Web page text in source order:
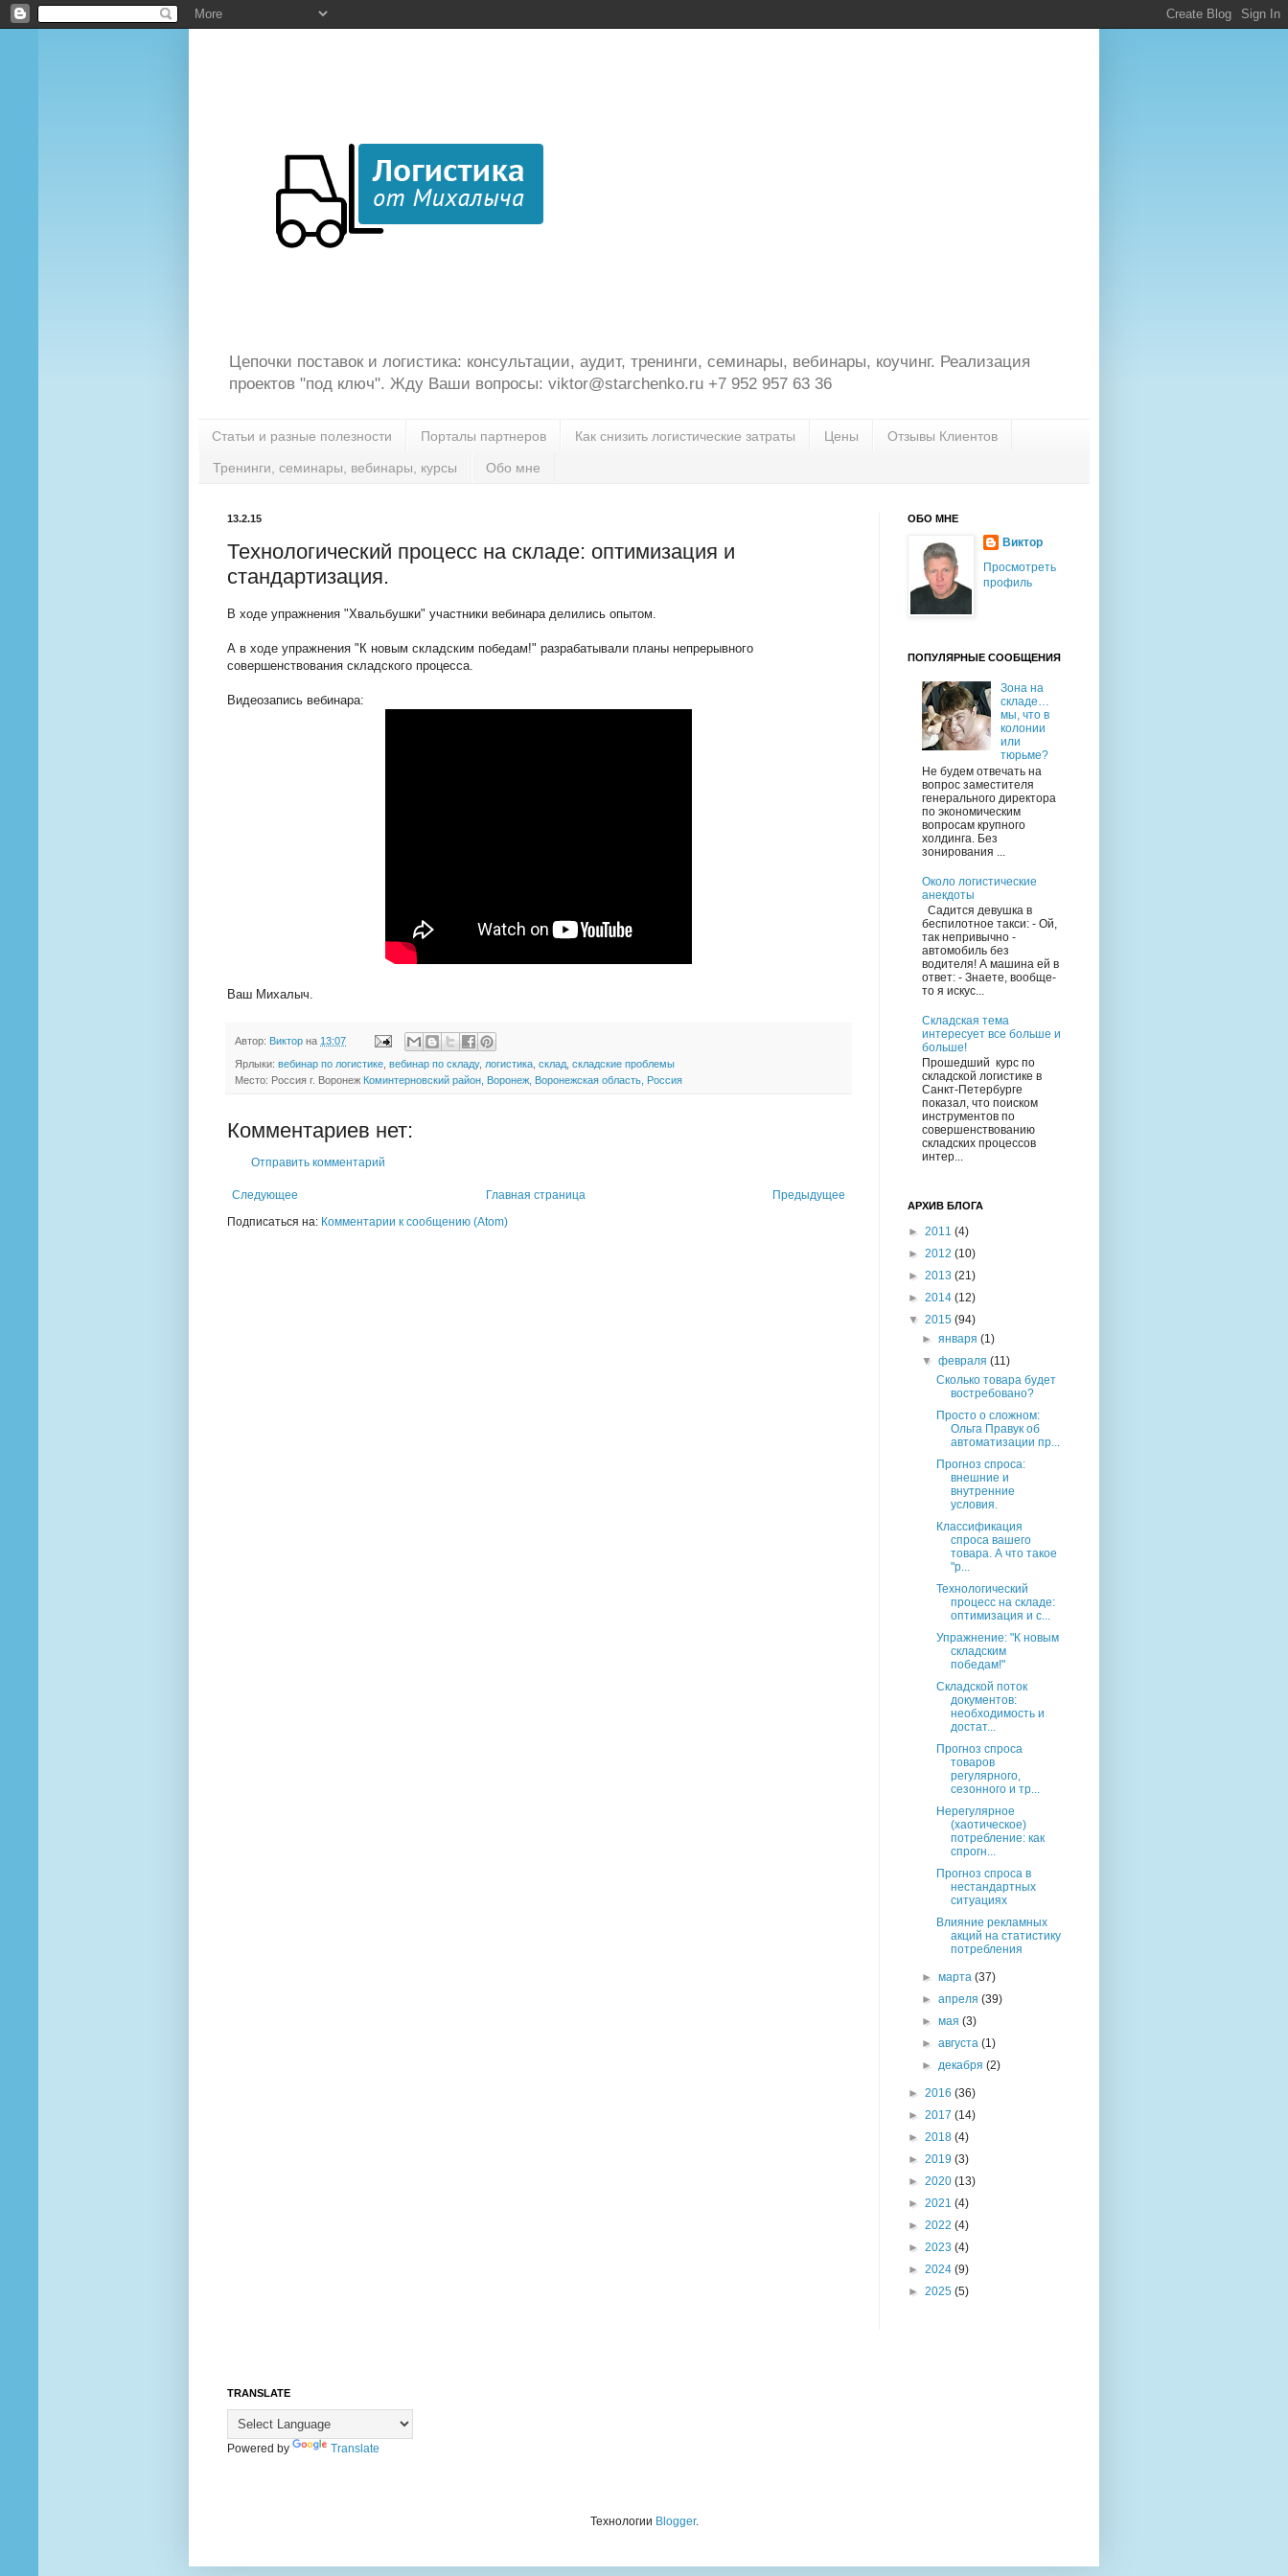
Цепочки поставок и логистика: консультации, аудит, тренинги, семинары, вебинары, коучинг. Реализация
проектов "под ключ". Жду Ваши вопросы: viktor@starchenko.ru +7 952 957 63 36
Статьи и разные полезности Порталы партнеров Как снизить логистические затраты Цены Отзывы Клиентов
Тренинги, семинары, вебинары, курсы Обо мне
13.2.15
Технологический процесс на складе: оптимизация и
стандартизация.
В ходе упражнения "Хвальбушки" участники вебинара делились опытом.
А в ходе упражнения "К новым складским победам!" разрабатывали планы непрерывного
совершенствования складского процесса.
Видеозапись вебинара:
Ваш Михалыч.
Автор: Виктор на 13:07
Ярлыки: вебинар по логистике вебинар по складу, логистика склад складские проблемы
Место: Россия г. Воронеж Коминтерновский район, Воронеж, Воронежская область, Россия
Комментариев нет:
Отправить комментарий
Следующее Предыдущее
Главная страница
Подписаться на: Комментарии к сообщению (Atom)
ОБО МНЕ
Виктор
Просмотреть
профиль
ПОПУЛЯРНЫЕ СООБЩЕНИЯ
Зона на
складе…
мы, что в
колонии
или
тюрьме?
Не будем отвечать на
вопрос заместителя
генерального директора
по экономическим
вопросам крупного
холдинга. Без
зонирования ...
Около логистические
анекдоты
Cадится девушка в
беспилотное такси: - Ой,
так непривычно -
автомобиль без
водителя! А машина ей в
ответ: - Знаете, вообще-
то я искус...
Складская тема
интересует все больше и
больше!
Прошедший курс по
складской логистике в
Санкт-Петербурге
показал, что поиском
инструментов по
совершенствованию
складских процессов
интер...
АРХИВ БЛОГА
► 2011 (4)
► 2012 (10)
► 2013 (21)
► 2014 (12)
▼ 2015 (94)
►января(1)
▼февраля(11)
Сколько товара будет
востребовано?
Просто о сложном:
Ольга Правук об
автоматизации пр...
Прогноз спроса:
внешние и
внутренние
условия.
Классификация
спроса вашего
товара. А что такое
"р...
Технологический
процесс на складе:
оптимизация и с...
Упражнение: "К новым
складским
победам!"
Складской поток
документов:
необходимость и
достат...
Прогноз спроса
товаров
регулярного,
сезонного и тр...
Нерегулярное
(хаотическое)
потребление: как
спрогн...
Прогноз спроса в
нестандартных
ситуациях
Влияние рекламных
акций на статистику
потребления
►марта(37)
►апреля(39)
►мая(3)
►августа(1)
►декабря(2)
► 2016 (36)
► 2017 (14)
► 2018 (4)
► 2019 (3)
► 2020 (13)
► 2021 (4)
► 2022 (4)
► 2023 (4)
► 2024 (9)
► 2025 (5)
TRANSLATE
Powered by Translate
Технологии Blogger.